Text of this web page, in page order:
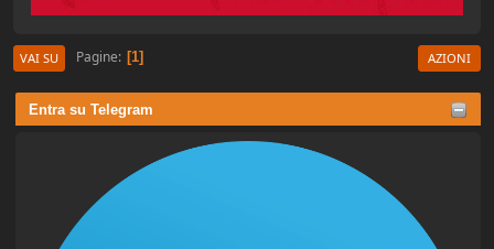
Entra su Telegram
VAI SU Pagine 1 AZIONI